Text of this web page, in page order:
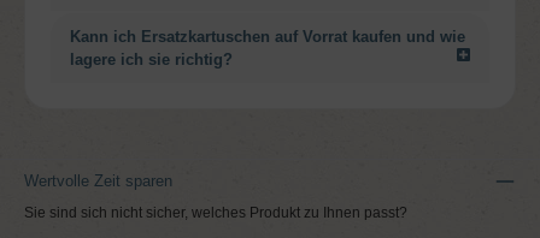
Kann ich Ersatzkartuschen auf Vorrat kaufen und wie
lagere ich sie richtig?
Wertvolle Zeit sparen
Sie sind sich nicht sicher, welches Produkt zu Ihnen passt?